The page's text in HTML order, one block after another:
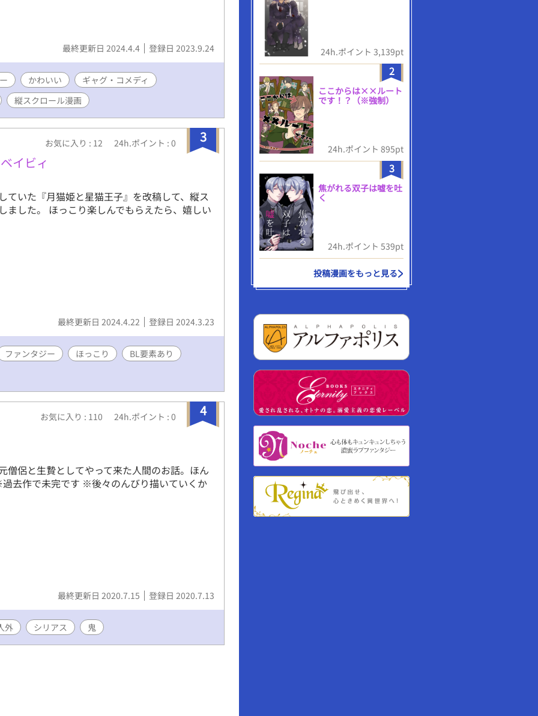
最終更新日 2024.4.4 登録日 2023.9.24
かわいい
ギャグ・コメディ
縦スクロール漫画
3
お気に入り : 12 24h.ポイント : 0
イビィ
ていた『月猫姫と星猫王子』を改稿して、縦ス
ました。 ほっこり楽しんでもらえたら、嬉しい
最終更新日 2024.4.22 登録日 2024.3.23
ファンタジー ほっこり BL要素あり
4
お気に入り : 110 24h.ポイント : 0
僧侶と生贄としてやって来た人間のお話。ほん
去作で未完です ※後々のんびり描いていくか
最終更新日 2020.7.15 登録日 2020.7.13
外 シリアス 鬼
24h.ポイント 3,139pt
2
ここからは××ルート
です！？（※強制）
24h.ポイント 895pt
3
焦がれる双子は嘘を吐
く
24h.ポイント 539pt
投稿漫画をもっと見る